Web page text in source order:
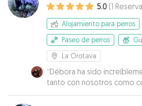
5.0 (1
Alojamiento para perros
Paseo de perros
La Orotava
“Débora ha sido
tanto con nosotros como
quería irse de su casa. Su
súper sociable. Es una